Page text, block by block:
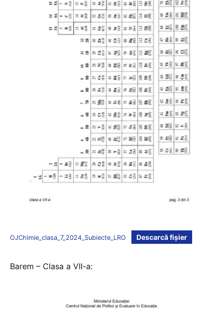
OJChimie_clasa_7_2024_Subiecte_LRO Descarcă fișier
Barem – Clasa a VII-a: